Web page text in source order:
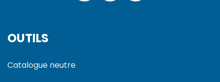
OUTILS
Catalogue neutre